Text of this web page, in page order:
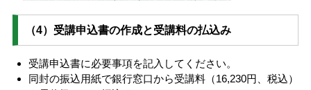
（4）受講申込書の作成と受講料の払込み
受講申込書に必要事項を記入してください。
同封の振込用紙で銀行窓口から受講料（16,230円、税込）